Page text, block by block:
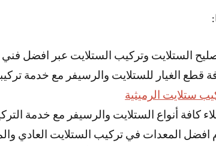
الستلايت وتركيب الستلايت عبر افضل
قطع الغيار للستلايت والرسيفر مع خدمة
ستلايت الرميثية
كافة أنواع الستلايت والرسيفر مع خدمة
افضل المعدات في تركيب الستلايت العادي